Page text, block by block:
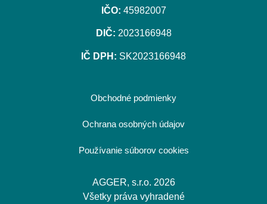
IČO: 45982007
DIČ: 2023166948
IČ DPH: SK2023166948
Obchodné podmienky
Ochrana osobných údajov
Používanie súborov cookies
AGGER, s.r.o. 2026
Všetky práva vyhradené